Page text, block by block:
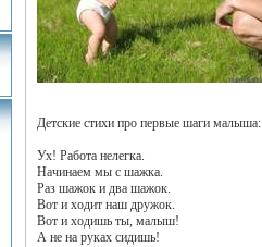
Детские стихи про первые шаги малыша:
Ух! Работа нелегка.
Начинаем мы с шажка.
Раз шажок и два шажок.
Вот и ходит наш дружок.
Вот и ходишь ты, малыш!
А не на руках сидишь!